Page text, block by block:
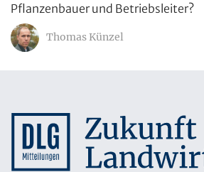
Pflanzenbauer und Betriebsleiter?
Thomas Künzel